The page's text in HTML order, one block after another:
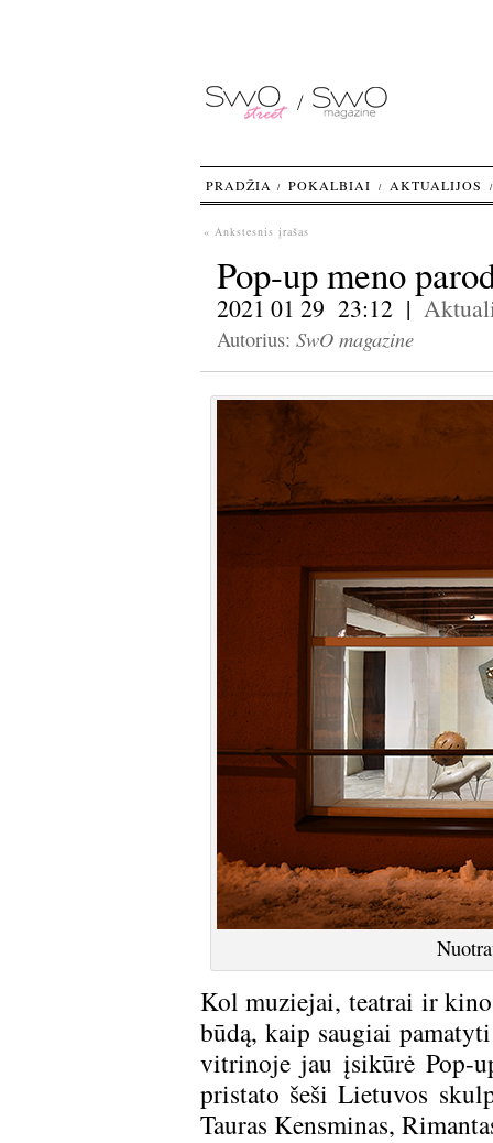
« Ankstesnis įrašas
Pop-up meno
2021 01 29 23:12 |
Autorius: SwO magazine
Kol muziejai, teatrai ir
būdą, kaip saugiai
vitrinoje jau įsikūrė Pop-
pristato šeši Lietuvos
Tauras Kensminas,
PRADŽIA POKALBIAI AKTUALIJOS